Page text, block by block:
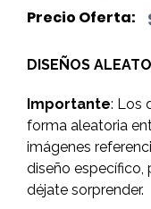
original
$1.490.
actual
$1.290.
DISEÑOS
Importante: Los
forma aleatoria
imágenes
diseño específico,
déjate sorprender.